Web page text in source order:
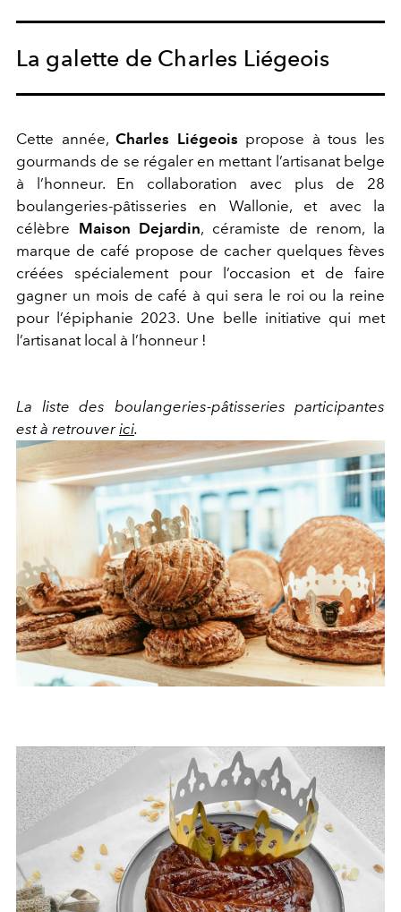
La galette de Charles Liégeois
Cette année,Charles Liégeois propose à tous les
gourmands de se régaler en mettant l’artisanat belge
à l’honneur. En collaboration avec plus de 28
boulangeries-pâtisseries en Wallonie, et avec la
célèbre Maison Dejardin, céramiste de renom, la
marque de café propose de cacher quelques fèves
créées spécialement pour l’occasion et de faire
gagner un mois de café à qui sera le roi ou la reine
pour l’épiphanie 2023. Une belle initiative qui met
l’artisanat local à l’honneur !
La liste des boulangeries-pâtisseries participantes
est à retrouverici.